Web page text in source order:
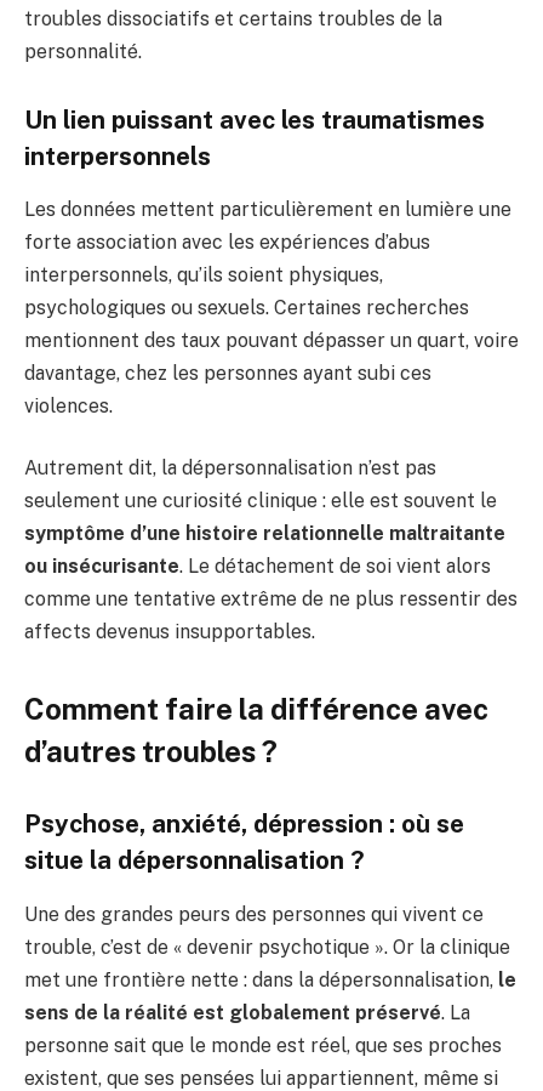
troubles dissociatifs et certains troubles de la
personnalité.
Un lien puissant avec les traumatismes
interpersonnels
Les données mettent particulièrement en lumière une
forte association avec les expériences d’abus
interpersonnels, qu’ils soient physiques,
psychologiques ou sexuels. Certaines recherches
mentionnent des taux pouvant dépasser un quart, voire
davantage, chez les personnes ayant subi ces
violences.
Autrement dit, la dépersonnalisation n’est pas
seulement une curiosité clinique : elle est souvent le
symptôme d’une histoire relationnelle maltraitante
ou insécurisante. Le détachement de soi vient alors
comme une tentative extrême de ne plus ressentir des
affects devenus insupportables.
Comment faire la différence avec
d’autres troubles ?
Psychose, anxiété, dépression : où se
situe la dépersonnalisation ?
Une des grandes peurs des personnes qui vivent ce
trouble, c’est de « devenir psychotique ». Or la clinique
met une frontière nette : dans la dépersonnalisation, le
sens de la réalité est globalement préservé. La
personne sait que le monde est réel, que ses proches
existent, que ses pensées lui appartiennent, même si